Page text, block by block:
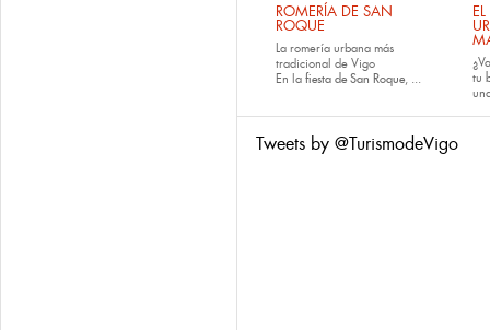
ROMERÍA DE SAN
ROQUE
La romería urbana más
tradicional de Vigo
En la fiesta de San Roque, ...
tu
Tweets by @TurismodeVigo